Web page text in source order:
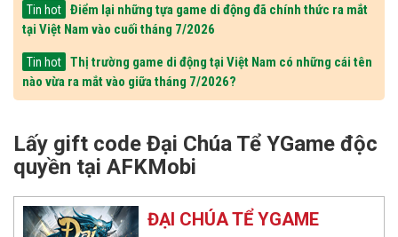
Tin hot
Điểm lại những tựa game di động đã chính thức ra mắt
tại Việt Nam vào cuối tháng 7/2026
Tin hot
Thị trường game di động tại Việt Nam có những cái tên
nào vừa ra mắt vào giữa tháng 7/2026?
Lấy gift code Đại Chúa Tể YGame độc
quyền tại AFKMobi
ĐẠI CHÚA TỂ YGAME